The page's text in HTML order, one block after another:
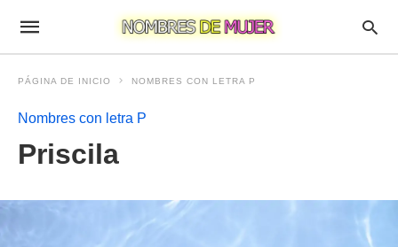
PÁGINA DE INICIO NOMBRES CON LETRA P
Nombres con letra P
Priscila